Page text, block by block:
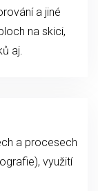
a jiné
na skici,
aj.
a procesech
využití